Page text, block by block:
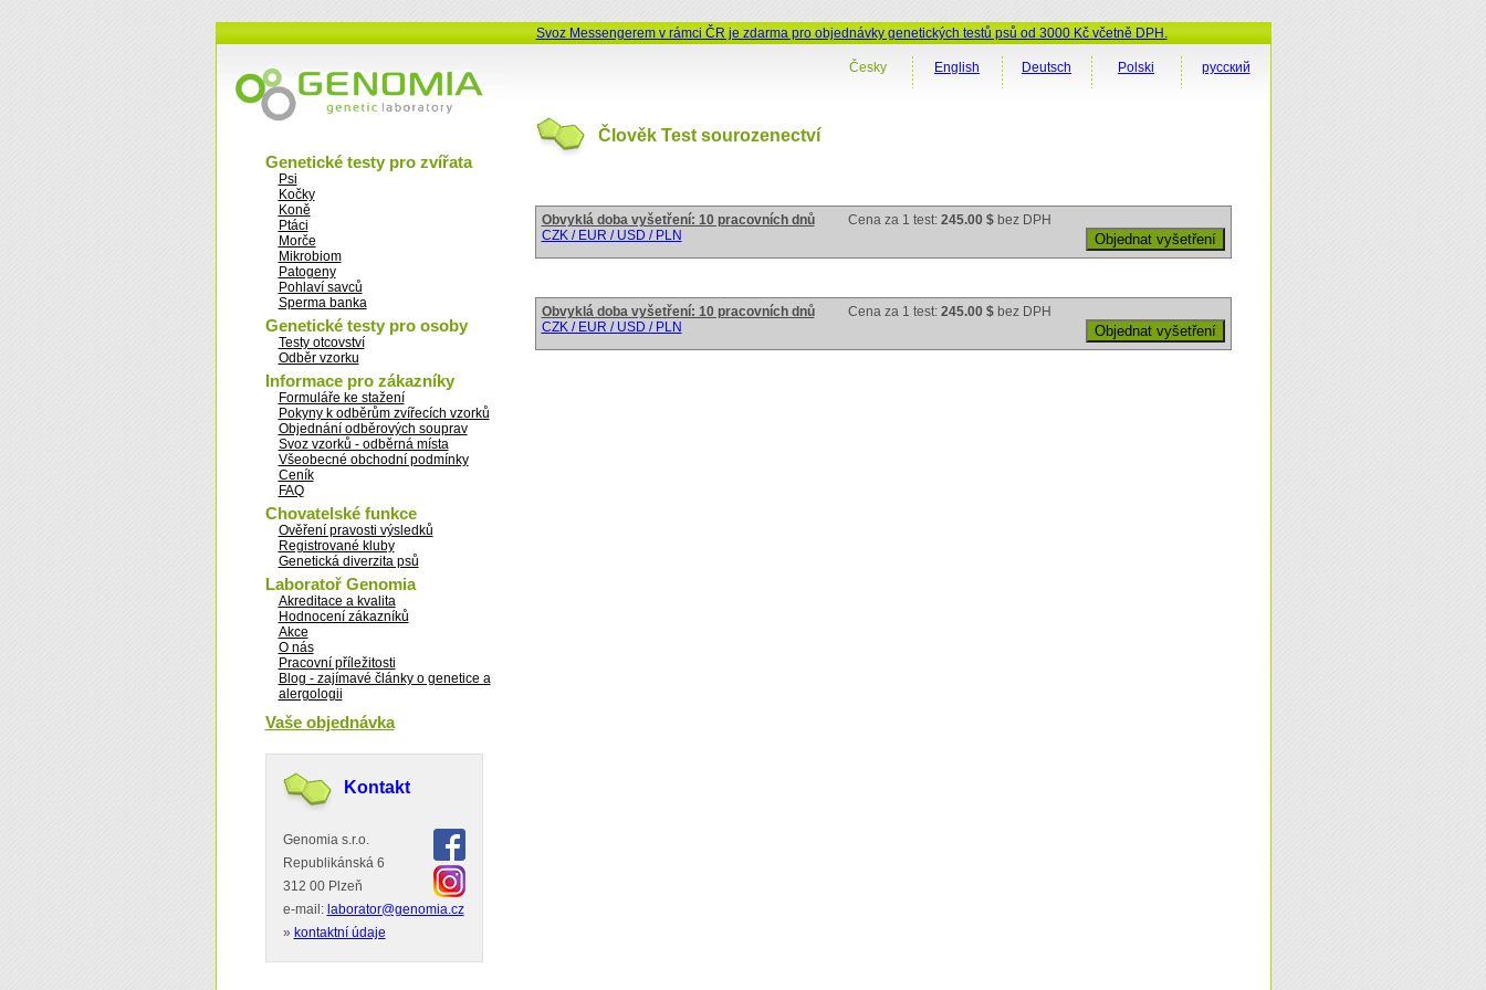
Svoz Messengerem v rámci ČR je zdarma pro objednávky genetických testů psů od 3000 Kč včetně DPH.
Genetické testy pro zvířata
Psi
Kočky
Koně
Ptáci
Morče
Mikrobiom
Patogeny
Pohlaví savců
Sperma banka
Genetické testy pro osoby
Testy otcovství
Odběr vzorku
Informace pro zákazníky
Formuláře ke stažení
Pokyny k odběrům zvířecích vzorků
Objednání odběrových souprav
Svoz vzorků - odběrná místa
Všeobecné obchodní podmínky
Ceník
FAQ
Chovatelské funkce
Ověření pravosti výsledků
Registrované kluby
Genetická diverzita psů
Laboratoř Genomia
Akreditace a kvalita
Hodnocení zákazníků
Akce
O nás
Pracovní příležitosti
Blog - zajímavé články o genetice a
alergologii
Vaše objednávka
Kontakt
Genomia s.r.o.
Republikánská 6
312 00 Plzeň
e-mail: laborator@genomia.cz
» kontaktní údaje
русский
Polski
Deutsch
English
Česky
Člověk Test sourozenectví
Obvyklá doba vyšetření: 10 pracovních dnů Cena za 1 test: 245.00 $ bez DPH
CZK / EUR / USD / PLN
Obvyklá doba vyšetření: 10 pracovních dnů Cena za 1 test: 245.00 $ bez DPH
CZK / EUR / USD / PLN